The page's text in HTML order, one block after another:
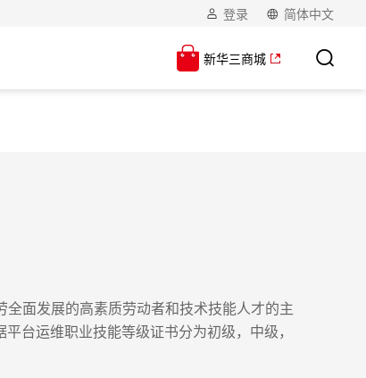
登录 简体中文
新华三商城
全面发展的高素质劳动者和技术技能人才的主
台运维职业技能等级证书分为初级，中级，